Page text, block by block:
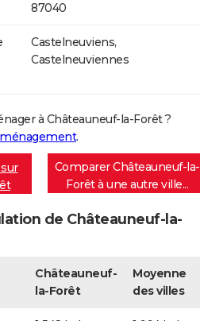
87040
Castelneuviens,
Castelneuviennes
à Châteauneuf-la-Forêt ?
.
Comparer Châteauneuf-la-
Forêt à une autre ville...
de Châteauneuf-la-
Châteauneuf-
la-Forêt
Moyenne
des villes